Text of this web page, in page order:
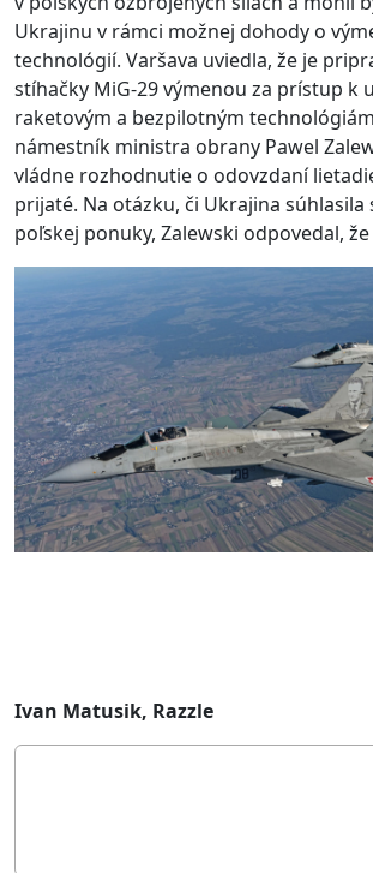
Ukrajinu v rámci možnej dohody o
technológií. Varšava uviedla, že je
stíhačky MiG-29 výmenou za prístup k
raketovým a bezpilotným
námestník ministra obrany Pawel
vládne rozhodnutie o odovzdaní
prijaté. Na otázku, či Ukrajina súhlasila
poľskej ponuky, Zalewski odpovedal, že
Ivan Matusik, Razzle